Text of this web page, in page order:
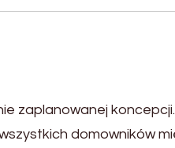
domowników